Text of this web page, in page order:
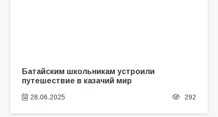
Батайским школьникам устроили
путешествие в казачий мир
28.06.2025 292